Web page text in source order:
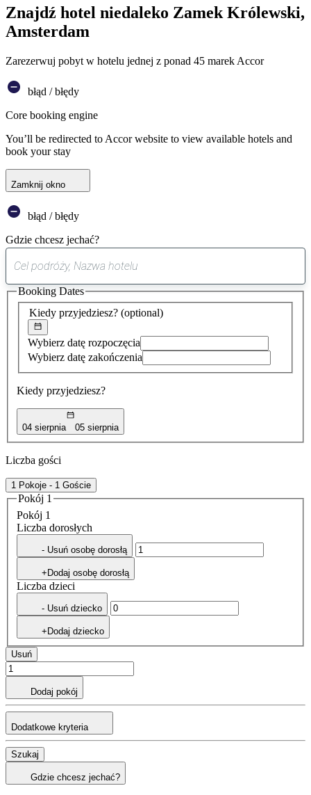
Znajdź hotel niedaleko Zamek Królewski,
Amsterdam
Zarezerwuj pobyt w hotelu jednej z ponad 45 marek Accor
błąd / błędy
Core booking engine
You’ll be redirected to Accor website to view available hotels and
book your stay
Zamknij okno
błąd / błędy
Gdzie chcesz jechać?
sugestia
została
znaleziona
Kiedy przyjedziesz? (optional)
Wybierz datę rozpoczęcia
Wybierz datę zakończenia
Kiedy przyjedziesz?
04 sierpnia 05 sierpnia
Booking Dates
Liczba gości
1 Pokoje - 1 Goście
Pokój 1
Pokój 1
Liczba dorosłych
- Usuń osobę dorosłą
+Dodaj osobę dorosłą
Liczba dzieci
- Usuń dziecko
+Dodaj dziecko
Usuń
Dodaj pokój
Dodatkowe kryteria
Szukaj
Gdzie chcesz jechać?